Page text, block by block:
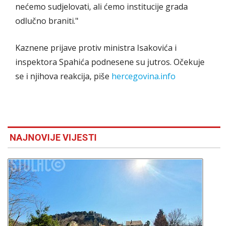
nećemo sudjelovati, ali ćemo institucije grada
odlučno braniti."
Kaznene prijave protiv ministra Isakovića i
inspektora Spahića podnesene su jutros. Očekuje
se i njihova reakcija, piše hercegovina.info
NAJNOVIJE VIJESTI